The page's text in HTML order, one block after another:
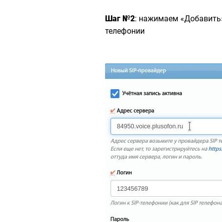
Шаг №2: нажимаем
телефонии